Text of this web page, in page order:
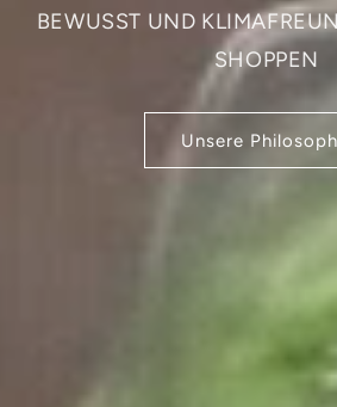
BEWUSST UND
SHOPPEN
Unsere